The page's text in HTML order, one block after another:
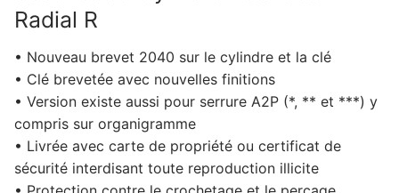
Radial R
• Nouveau brevet 2040 sur le cylindre et la clé
• Clé brevetée avec nouvelles finitions
• Version existe aussi pour serrure A2P (*, ** et ***) y
compris sur organigramme
• Livrée avec carte de propriété ou certificat de
sécurité interdisant toute reproduction illicite